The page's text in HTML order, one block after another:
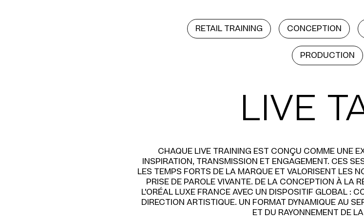
RETAIL TRAINING CONCEPTION
PRODUCTION
LIVE
CHAQUE LIVE TRAINING EST CONÇU COMME UNE
INSPIRATION, TRANSMISSION ET ENGAGEMENT. CES
LES TEMPS FORTS DE LA MARQUE ET VALORISENT LES
PRISE DE PAROLE VIVANTE. DE LA CONCEPTION À LA
L'ORÉAL LUXE FRANCE AVEC UN DISPOSITIF GLOBAL :
DIRECTION ARTISTIQUE. UN FORMAT DYNAMIQUE AU
ET DU RAYONNEMENT DE